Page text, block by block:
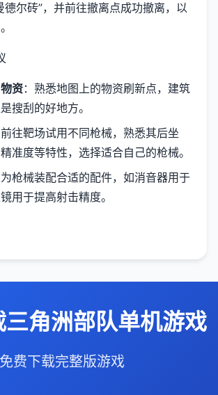
德尔砖”，并前往撤离点成功撤离，以
资：熟悉地图上的物资刷新点，建筑
搜刮的好地方。
前往靶场试用不同枪械，熟悉其后坐
准度等特性，选择适合自己的枪械。
为枪械装配合适的配件，如消音器用于
用于提高射击精度。
角洲部队单机游戏
免费下载完整版游戏